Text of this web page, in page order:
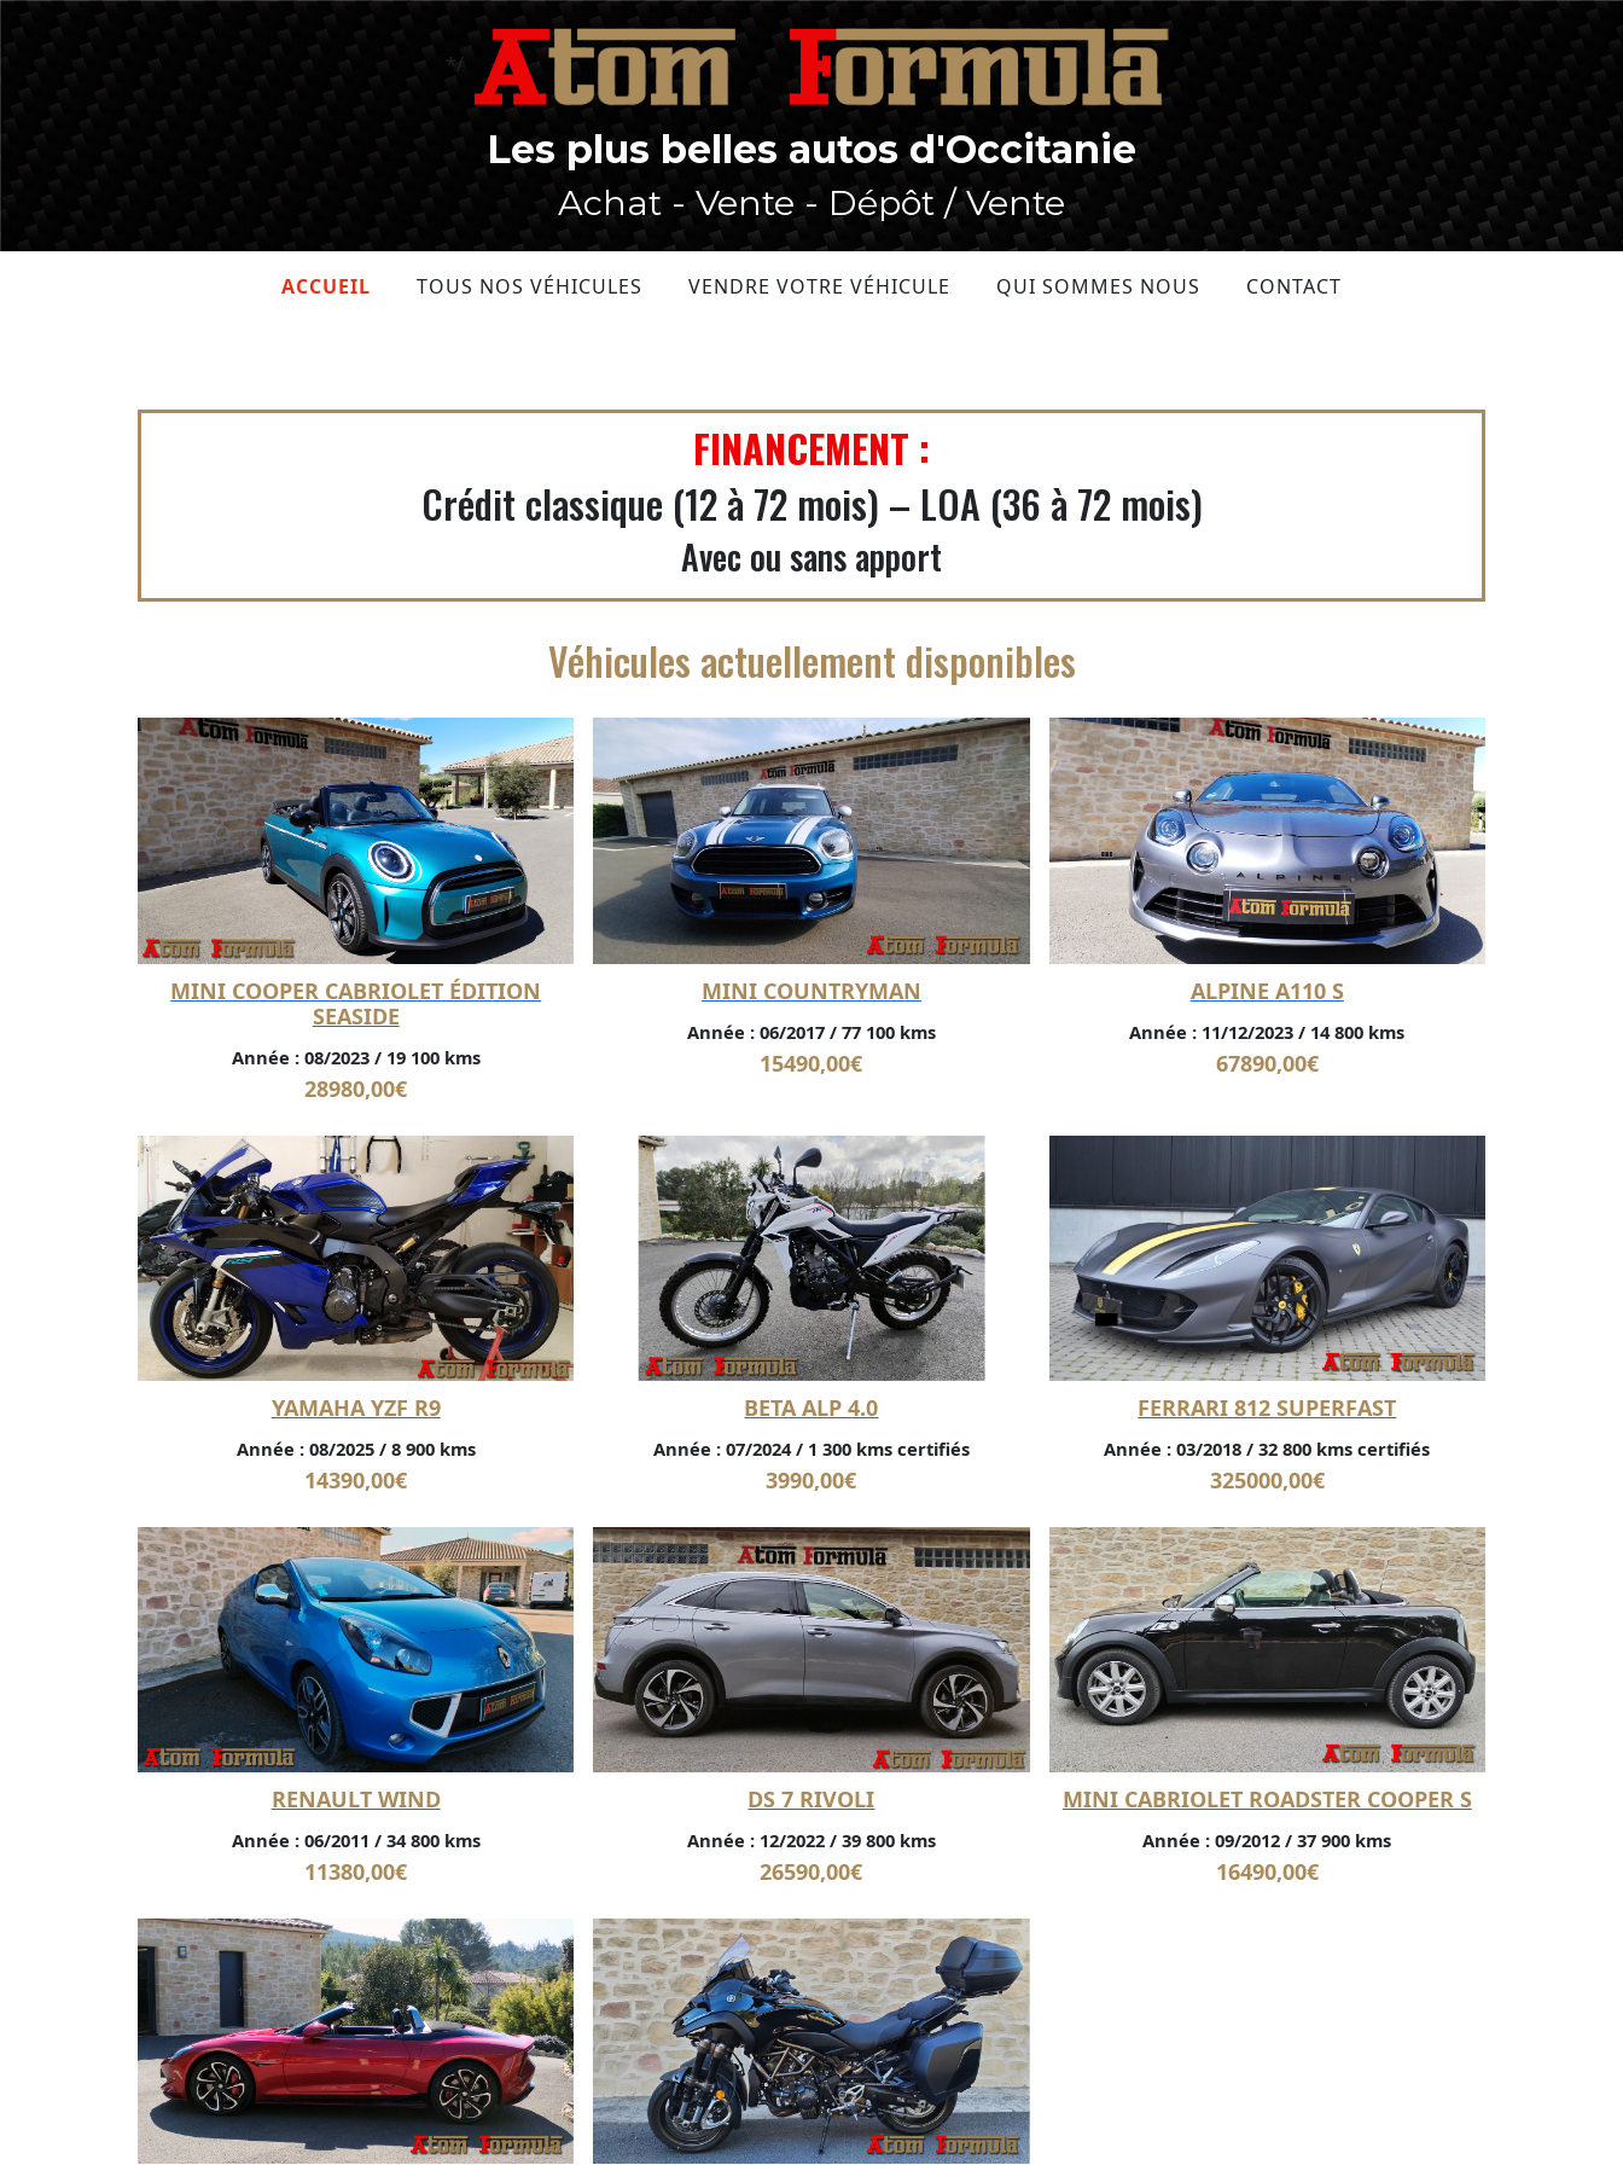
*/
Les plus belles autos d'Occitanie
Achat - Vente - Dépôt / Vente
ACCUEIL TOUS NOS VÉHICULES VENDRE VOTRE VÉHICULE QUI SOMMES NOUS CONTACT
FINANCEMENT :
Crédit classique (12 à 72 mois) – LOA (36 à 72 mois)
Avec ou sans apport
Véhicules actuellement disponibles
MINI COOPER CABRIOLET ÉDITION
SEASIDE
Année :08/2023 /19 100 kms
28980,00€
MINI COUNTRYMAN
Année :06/2017 /77 100 kms
15490,00€
ALPINE A110 S
Année : 11/12/2023/ 14 800 kms
67890,00€
YAMAHA YZF R9
Année :08/2025 /8 900 kms
14390,00€
BETA ALP 4.0
Année :07/2024/1 300 kms certifiés
3990,00€
FERRARI 812 SUPERFAST
Année : 03/2018/ 32 800 kms certifiés
325000,00€
RENAULT WIND
Année :06/2011 /34 800 kms
11380,00€
DS 7 RIVOLI
Année :12/2022 /39 800 kms
26590,00€
MINI CABRIOLET ROADSTER COOPER S
Année : 09/2012/ 37 900 kms
16490,00€